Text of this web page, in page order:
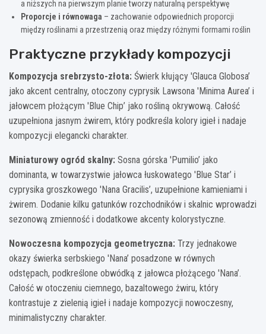
a niższych na pierwszym planie tworzy naturalną perspektywę
Proporcje i równowaga – zachowanie odpowiednich proporcji
między roślinami a przestrzenią oraz między różnymi formami roślin
Praktyczne przykłady kompozycji
Kompozycja srebrzysto-złota: Świerk kłujący 'Glauca Globosa’
jako akcent centralny, otoczony cyprysik Lawsona 'Minima Aurea’ i
jałowcem płożącym 'Blue Chip’ jako rośliną okrywową. Całość
uzupełniona jasnym żwirem, który podkreśla kolory igieł i nadaje
kompozycji elegancki charakter.
Miniaturowy ogród skalny: Sosna górska 'Pumilio’ jako
dominanta, w towarzystwie jałowca łuskowatego 'Blue Star’ i
cyprysika groszkowego 'Nana Gracilis’, uzupełnione kamieniami i
żwirem. Dodanie kilku gatunków rozchodników i skalnic wprowadzi
sezonową zmienność i dodatkowe akcenty kolorystyczne.
Nowoczesna kompozycja geometryczna: Trzy jednakowe
okazy świerka serbskiego 'Nana’ posadzone w równych
odstępach, podkreślone obwódką z jałowca płożącego 'Nana’.
Całość w otoczeniu ciemnego, bazaltowego żwiru, który
kontrastuje z zielenią igieł i nadaje kompozycji nowoczesny,
minimalistyczny charakter.